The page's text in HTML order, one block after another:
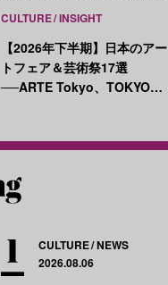
CULTURE INSIGHT
【2026年下半期】日本のアー
トフェア＆芸術祭17選
──ARTE Tokyo、TOKYO
CULTURE NEWS
2026.08.06